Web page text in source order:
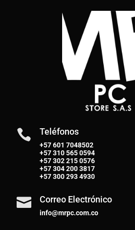
 Teléfonos
+57 601 7048502
+57310 565 0594
+57302 215 0576
+57304 200 3817
+57300 293 4930
 Correo Electrónico
info@mrpc.com.co